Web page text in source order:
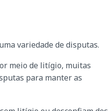
variedade de disputas.
meio de litígio, muitas
para manter as